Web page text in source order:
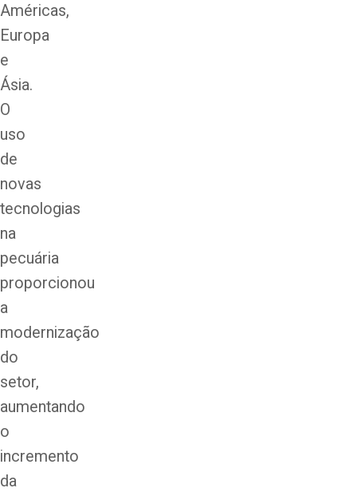
Américas,
Europa
e
Ásia.
O
uso
de
novas
tecnologias
na
pecuária
proporcionou
a
modernização
do
setor,
aumentando
o
incremento
da